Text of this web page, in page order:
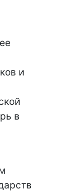
и
в